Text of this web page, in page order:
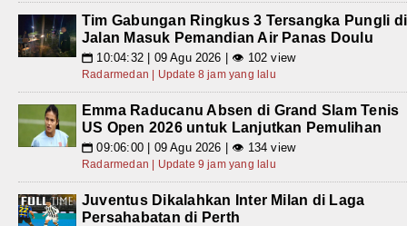
Tim Gabungan Ringkus 3 Tersangka Pungli di
Jalan Masuk Pemandian Air Panas Doulu
📅 10:04:32 | 09 Agu 2026 | 👁 102 view
Radarmedan | Update 8 jam yang lalu
Emma Raducanu Absen di Grand Slam Tenis
US Open 2026 untuk Lanjutkan Pemulihan
📅 09:06:00 | 09 Agu 2026 | 👁 134 view
Radarmedan | Update 9 jam yang lalu
Juventus Dikalahkan Inter Milan di Laga
Persahabatan di Perth